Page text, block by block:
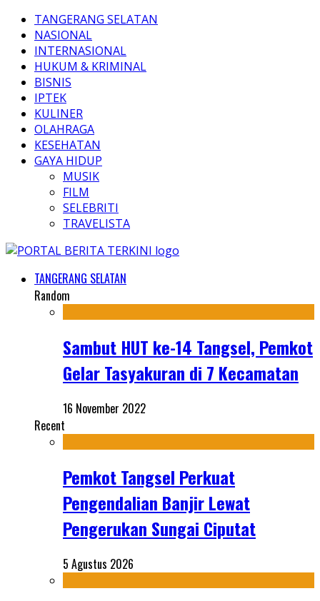
TANGERANG SELATAN
NASIONAL
INTERNASIONAL
HUKUM & KRIMINAL
BISNIS
IPTEK
KULINER
OLAHRAGA
KESEHATAN
GAYA HIDUP
MUSIK
FILM
SELEBRITI
TRAVELISTA
TANGERANG SELATAN
Random
Sambut HUT ke-14 Tangsel, Pemkot
Gelar Tasyakuran di 7 Kecamatan
16 November 2022
Recent
Pemkot Tangsel Perkuat
Pengendalian Banjir Lewat
Pengerukan Sungai Ciputat
5 Agustus 2026